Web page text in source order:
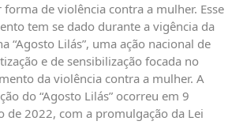
forma de violência contra a mulher. Esse
tem se dado durante a vigência da
“Agosto Lilás”, uma ação nacional de
e de sensibilização focada no
da violência contra a mulher. A
do “Agosto Lilás” ocorreu em 9
de 2022, com a promulgação da Lei